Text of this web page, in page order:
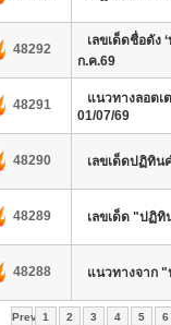
48292
เลขเด็ดชื่อดัง
ก.ค.69
48291
แนวทางลอตเ
01/07/69
48290 เลขเด็ดปฏิทิน
48289 เลขเด็ด "ปฏิ
48288 แนวทางจาก
Prev 1 2 3 4 5 6